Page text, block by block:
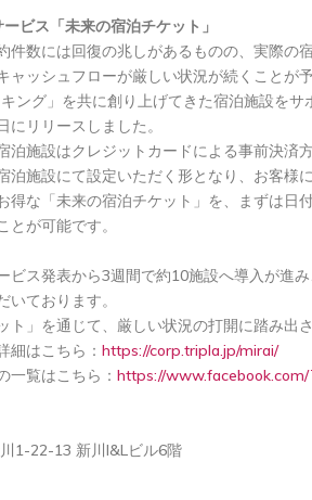
ビス「未来の宿泊チケット」
数には回復の兆しがあるものの、実際の
ッシュフローが厳しい状況が続くことが予
ング」を共に創り上げてきた宿泊施設を
リリースしました。
施設はクレジットカードによる事前決済
泊施設にて設定いただく形となり、お客様
な「未来の宿泊チケット」を、まずは日
が可能です。
ス発表から3週間で約10施設へ導入が進
ております。
」を通じて、厳しい状況の打開に踏み出
細はこちら： https://corp.tripla.jp/mirai/
一覧はこちら： https://
22-13 新川I&Lビル6階